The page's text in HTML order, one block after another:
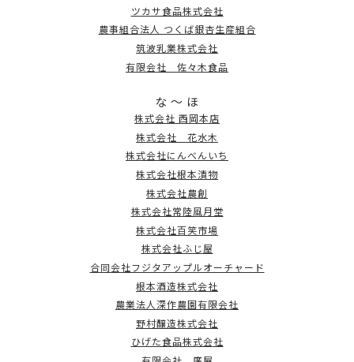
ツカサ食品株式会社
農事組合法人 つくば銀杏生産組合
筑波乳業株式会社
有限会社 佐々木食品
な ～ ほ
株式会社 西岡本店
株式会社 花水木
株式会社にんべんいち
株式会社根本漬物
株式会社農創
株式会社常陸風月堂
株式会社百笑市場
株式会社ふじ屋
合同会社フジタアップルオーチャード
根本酒造株式会社
農業法人深作農園有限会社
野村醸造株式会社
ひげた食品株式会社